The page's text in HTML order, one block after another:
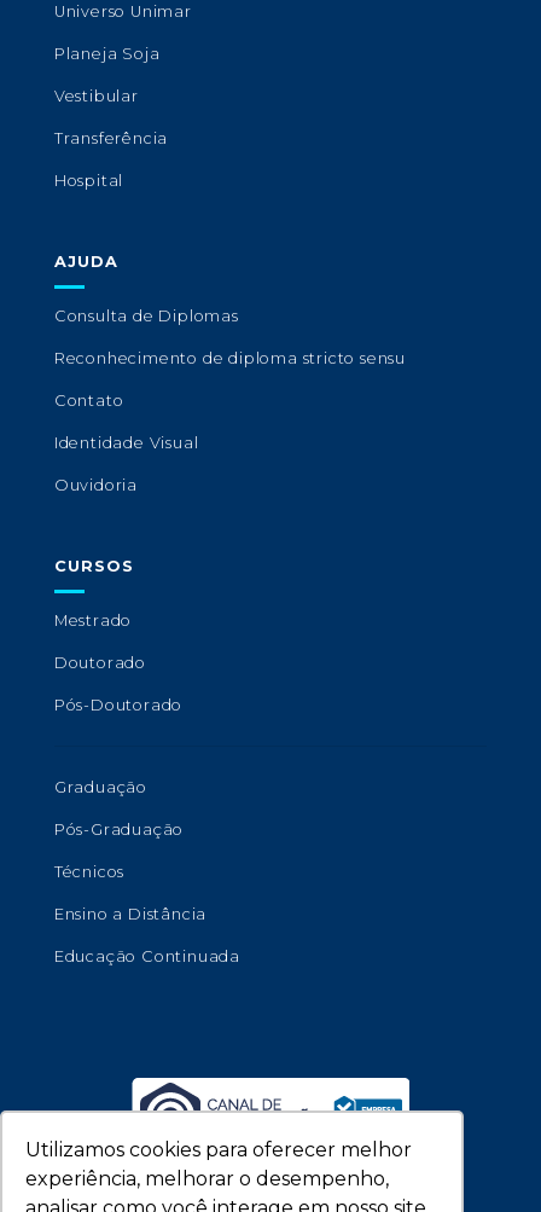
Utilizamos cookies para oferecer melhor
experiência, melhorar o desempenho,
Universo Unimar
Planeja Soja
Vestibular
Transferência
Hospital
AJUDA
Consulta de Diplomas
Reconhecimento de diploma stricto sensu
Contato
Identidade Visual
Ouvidoria
CURSOS
Mestrado
Doutorado
Pós-Doutorado
Graduação
Pós-Graduação
Técnicos
Ensino a Distância
Educação Continuada